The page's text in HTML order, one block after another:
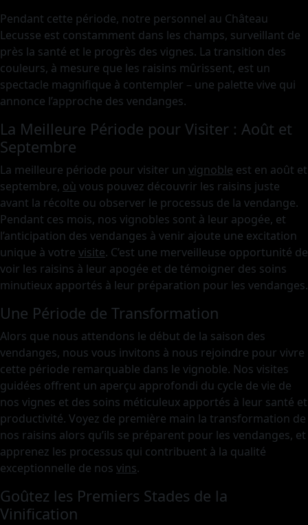
Pendant cette période, notre personnel au Château
Lecusse est constamment dans les champs, surveillant de
près la santé et le progrès des vignes. La transition des
couleurs, à mesure que les raisins mûrissent, est un
spectacle magnifique à contempler – une palette vive qui
annonce l’approche des vendanges.
La Meilleure Période pour Visiter : Août et
Septembre
La meilleure période pour visiter un vignoble est en août et
septembre, où vous pouvez découvrir les raisins juste
avant la récolte ou observer le processus de la vendange.
Pendant ces mois, nos vignobles sont à leur apogée, et
l’anticipation des vendanges à venir ajoute une excitation
unique à votre visite. C’est une merveilleuse opportunité de
voir les raisins à leur apogée et de témoigner des soins
minutieux apportés à leur préparation pour les vendanges.
Une Période de Transformation
Alors que nous attendons le début de la saison des
vendanges, nous vous invitons à nous rejoindre pour vivre
cette période remarquable dans le vignoble. Nos visites
guidées offrent un aperçu approfondi du cycle de vie de
nos vignes et des soins méticuleux apportés à leur santé et
productivité. Voyez de première main la transformation de
nos raisins alors qu’ils se préparent pour les vendanges, et
apprenez les processus qui contribuent à la qualité
exceptionnelle de nos vins.
Goûtez les Premiers Stades de la
Vinification